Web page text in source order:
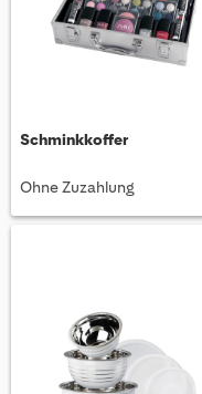
Schminkkoffer
Ohne Zuzahlung